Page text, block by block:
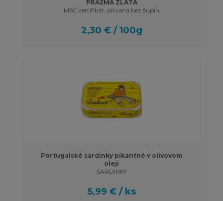
PRAŽMA ZLATÁ
MSC certifikát, pitvaná bez šupín
2,30 € / 100g
Portugalské sardinky pikantné v olivovom
oleji
SARDINKY
5,99 € / ks